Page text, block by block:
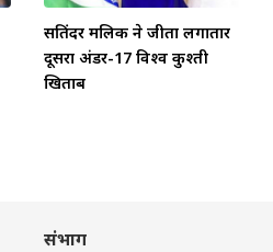
सतिंदर मलिक ने जीता लगातार
दूसरा अंडर-17 विश्व कुश्ती
खिताब
संभाग